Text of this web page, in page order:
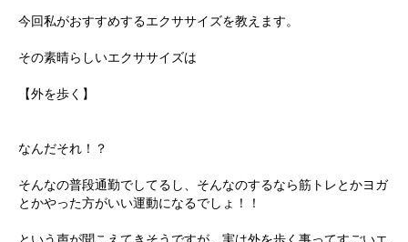
スケジュール
今回私がおすすめするエクササイズを教えます。
その素晴らしいエクササイズは
【外を歩く】
なんだそれ！？
そんなの普段通勤でしてるし、そんなのするなら筋トレとかヨガ
とかやった方がいい運動になるでしょ！！